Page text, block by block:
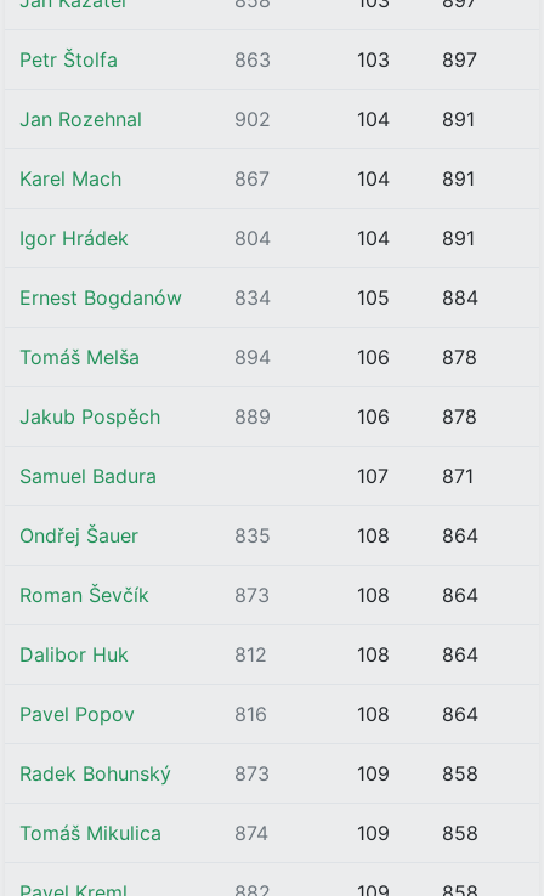
Petr Štolfa 863 103 897
Jan Rozehnal 902 104 891
Karel Mach 867 104 891
Igor Hrádek 804 104 891
Ernest Bogdanów 834 105 884
Tomáš Melša 894 106 878
Jakub Pospěch 889 106 878
Samuel Badura 107 871
Ondřej Šauer 835 108 864
Roman Ševčík 873 108 864
Dalibor Huk 812 108 864
Pavel Popov 816 108 864
Radek Bohunský 873 109 858
Tomáš Mikulica 874 109 858